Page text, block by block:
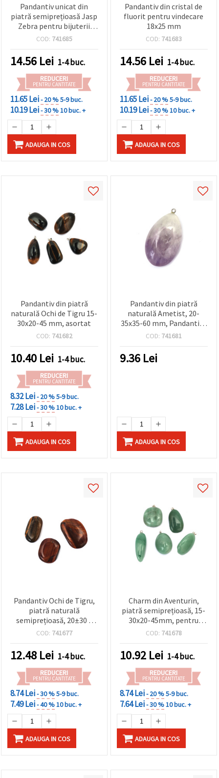
Pandantiv unicat din
piatră semiprețioasă Jasp
Zebra pentru bijuterii
handmade DIY - 18x22 mm
asortat
COD: 741685
14.56 Lei 1-4 buc.
REDUCERI
PENTRU CANTITATE
11.65 Lei- 20 %5-9 buc.
10.19 Lei- 30 %10 buc. +
ADAUGA IN COS
Pandantiv din cristal de
fluorit pentru vindecare
18x25 mm
COD: 741683
14.56 Lei 1-4 buc.
REDUCERI
PENTRU CANTITATE
11.65 Lei- 20 %5-9 buc.
10.19 Lei- 30 %10 buc. +
ADAUGA IN COS
Pandantiv din piatră
naturală Ochi de Tigru 15-
30x20-45 mm, asortat
COD: 741682
10.40 Lei 1-4 buc.
REDUCERI
PENTRU CANTITATE
8.32 Lei- 20 %5-9 buc.
7.28 Lei- 30 %10 buc. +
ADAUGA IN COS
Pandantiv din piatră
naturală Ametist, 20-
35x35-60 mm, Pandantive
DIY, Bijuterii Handmade,
COD: 741681
9.36 Lei
ADAUGA IN COS
Pandantiv Ochi de Tigru,
piatră naturală
semiprețioasă, 20±30 x
28±40 mm
COD: 741677
12.48 Lei 1-4 buc.
REDUCERI
PENTRU CANTITATE
8.74 Lei- 30 %5-9 buc.
7.49 Lei- 40 %10 buc. +
ADAUGA IN COS
Charm din Aventurin,
piatră semiprețioasă, 15-
30x20-45mm, pentru
confecționare bijuterii,
COD: 741678
10.92 Lei 1-4 buc.
REDUCERI
PENTRU CANTITATE
8.74 Lei- 20 %5-9 buc.
7.64 Lei- 30 %10 buc. +
ADAUGA IN COS